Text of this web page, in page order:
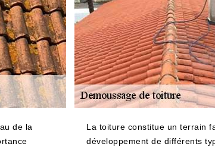
de la
La toiture constitue un terrain
développement de différents